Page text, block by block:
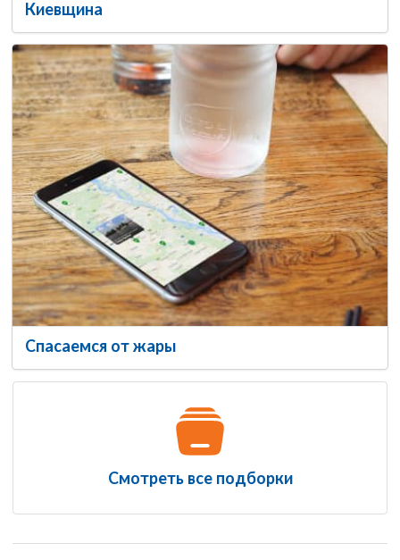
Киевщина
Спасаемся от жары
Смотреть все подборки